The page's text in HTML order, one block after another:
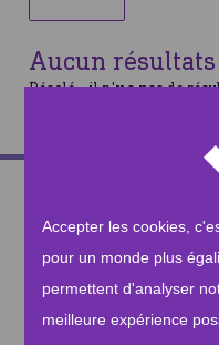
Accepter les cookies,
pour un monde plus
permettent d'analyser
meilleure expérience
Aucun résultats
Désolé - il n'y a pas de
modifier votre recherche
Besoin de nous
NOUS